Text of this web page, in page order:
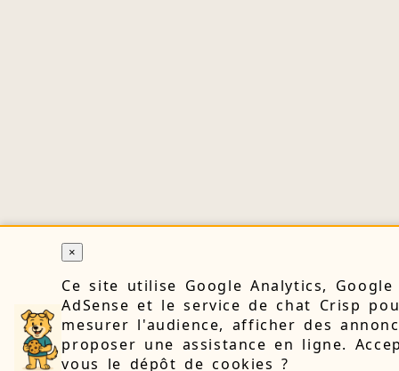
×
Ce site utilise Google Analytics, Google
AdSense et le service de chat Crisp
mesurer l'audience, afficher des
proposer une assistance en ligne.
vous le dépôt de cookies ?